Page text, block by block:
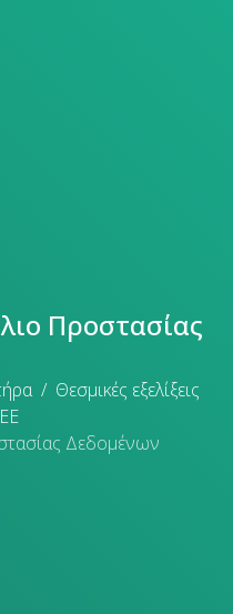
Προστασίας
Θεσμικές εξελίξεις
Δεδομένων